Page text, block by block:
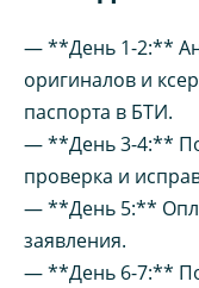
— **День 1-2:**
оригиналов и
паспорта в БТИ.
— **День 3-4:**
проверка и
— **День 5:**
заявления.
— **День 6-7:**